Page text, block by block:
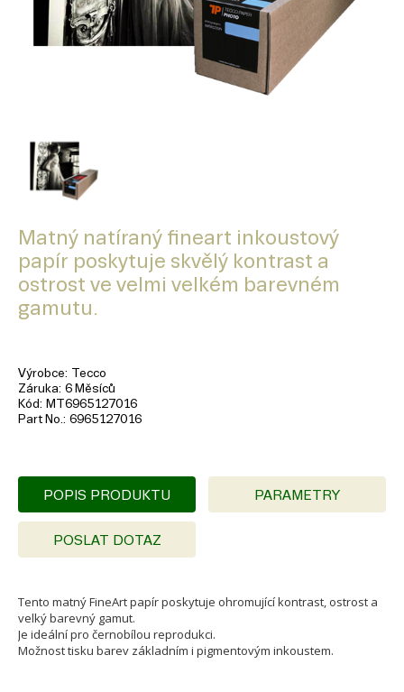
Matný natíraný fineart inkoustový
papír poskytuje skvělý kontrast a
ostrost ve velmi velkém barevném
gamutu.
Výrobce Tecco
Záruka 6 Měsíců
Kód
MT6965127016
Part No. 6965127016
POPIS PRODUKTU PARAMETRY
POSLAT DOTAZ
Tento matný FineArt papír poskytuje ohromující kontrast, ostrost a
velký barevný gamut.
Je ideální pro černobílou reprodukci.
Možnost tisku barev základním i pigmentovým inkoustem.